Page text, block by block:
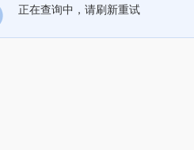
正在查询中，请刷新重试